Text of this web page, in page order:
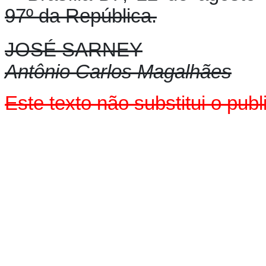
97º da República.
JOSÉ SARNEY
Antônio Carlos Magalhães
Este texto não substitui o